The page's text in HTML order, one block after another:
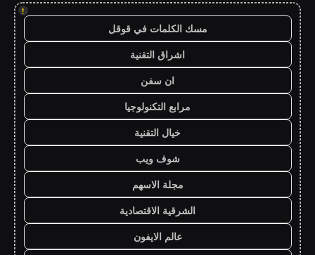
!
مسك الكلمات في قوقل
اشراق التقنية
ان سفن
مرابع التكنولوجيا
خيال التقنية
شوف ويب
مجلة الاسهم
الشرقية الاقتصادية
عالم الايفون